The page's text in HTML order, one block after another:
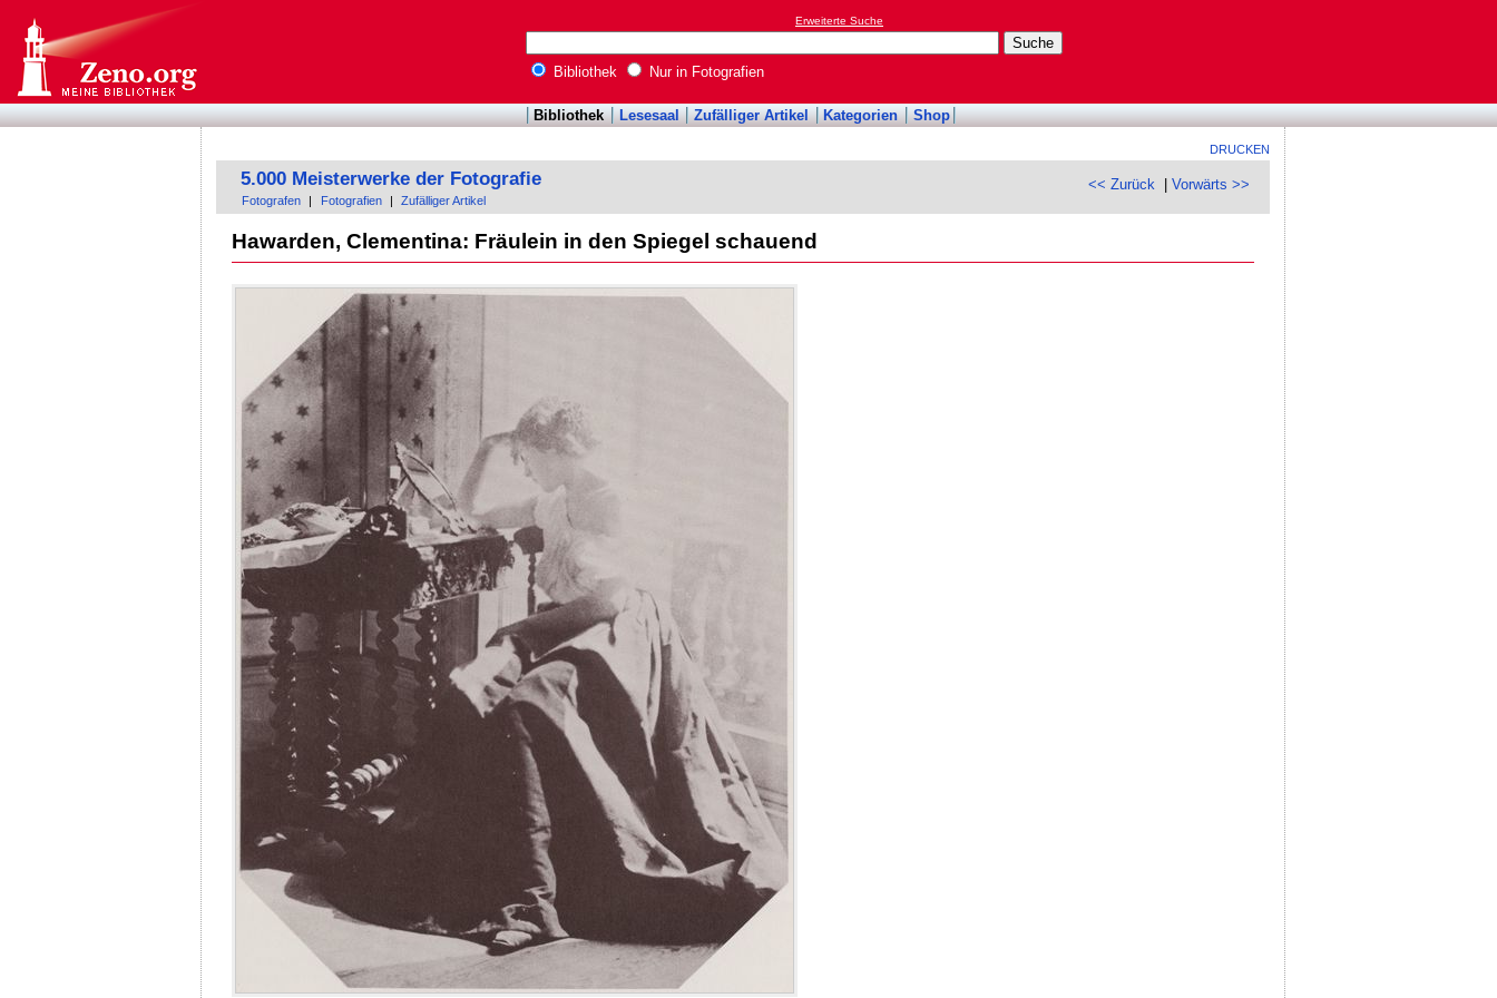
Erweiterte Suche
Bibliothek Nur in Fotografien
Bibliothek Lesesaal Zufälliger Artikel Kategorien Shop
DRUCKEN
<< Zurück |Vorwärts >>
5.000 Meisterwerke der Fotografie
Fotografen Fotografien Zufälliger Artikel
Hawarden, Clementina: Fräulein in den Spiegel schauend